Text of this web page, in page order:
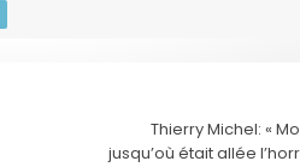
Thierry Michel: «
jusqu’où était allée